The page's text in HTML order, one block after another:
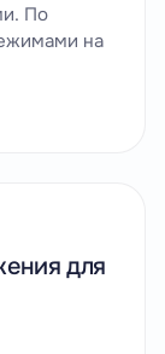
По
на
для